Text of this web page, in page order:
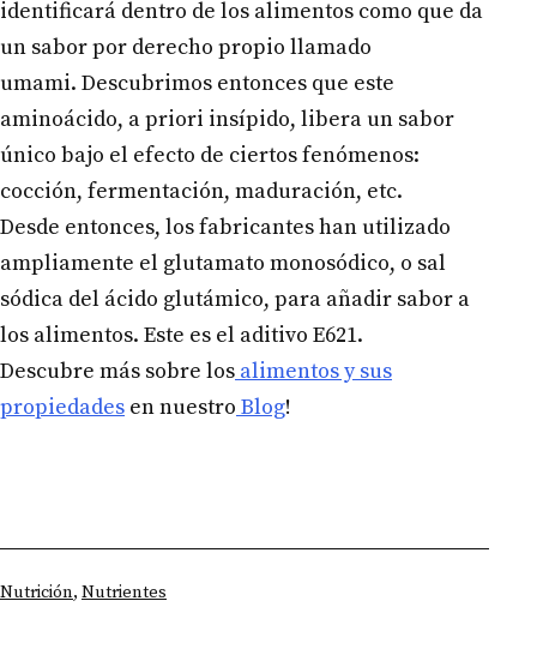
identificará dentro de los alimentos como que da
un sabor por derecho propio llamado
umami. Descubrimos entonces que este
aminoácido, a priori insípido, libera un sabor
único bajo el efecto de ciertos fenómenos:
cocción, fermentación, maduración, etc.
Desde entonces, los fabricantes han utilizado
ampliamente el glutamato monosódico, o sal
sódica del ácido glutámico, para añadir sabor a
los alimentos. Este es el aditivo E621.
Descubre más sobre los alimentos y sus
propiedades en nuestro Blog!
Categorizado
Nutrición, Nutrientes